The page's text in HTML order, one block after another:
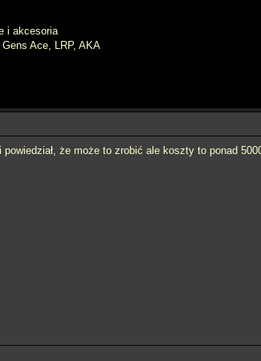
i akcesoria
Ace, LRP, AKA
że może to zrobić ale koszty to ponad